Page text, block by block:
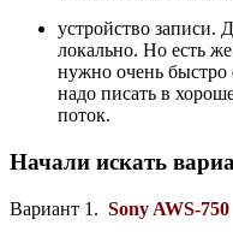
устройство записи.
локально. Но есть
нужно очень быстро
надо писать в
поток.
Начали искать
Вариант 1. Sony AWS-750